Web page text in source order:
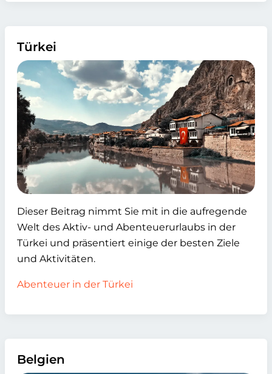
Türkei
Dieser Beitrag nimmt Sie mit in die aufregende
Welt des Aktiv- und Abenteuerurlaubs in der
Türkei und präsentiert einige der besten Ziele
und Aktivitäten.
Abenteuer in der Türkei
Belgien